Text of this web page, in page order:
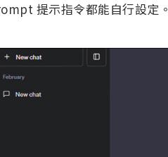
提示指令都能自行設定。